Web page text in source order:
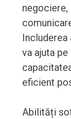
va ajuta
eficient
Abilități